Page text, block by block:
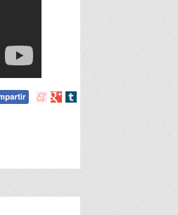
Compartir
Compartir
Compartir